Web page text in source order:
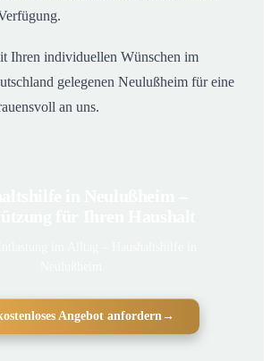
Ihren individuellen Wünschen im
gelegenen Neulußheim für eine
an uns.
Angebot anfordern→